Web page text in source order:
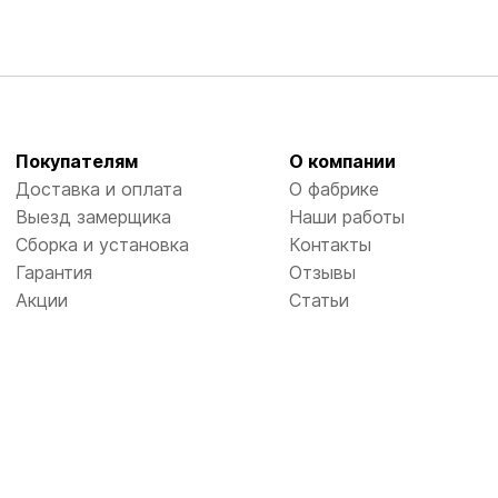
Покупателям
Доставка и оплата
Выезд замерщика
Сборка и установка
Гарантия
Акции
О компании
О фабрике
Наши работы
Контакты
Отзывы
Статьи